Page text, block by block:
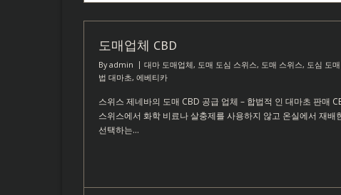
도매업체 CBD
Byadmin 대마 도매업체, 도매 도심 스위스, 도매 스위스, 도심 도
법 대마초, 에베티카
스위스 제네바의 도매 CBD 공급 업체 – 합법적 인 대마초 판매
스위스에서 화학 비료나 살충제를 사용하지 않고 온실에서 재
선택하는…